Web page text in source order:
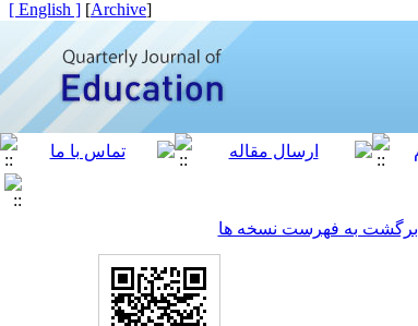
[
Archive
]
[ English ]
برگشت به فهرست نسخه ها